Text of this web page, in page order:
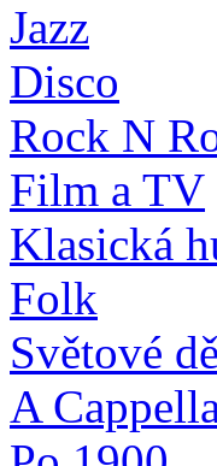
Jazz
Disco
Rock N
Film a TV
Klasická
Folk
Světové
A